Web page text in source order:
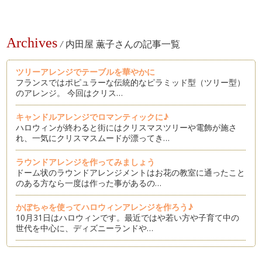
Archives / 内田屋 薫子さんの記事一覧
ツリーアレンジでテーブルを華やかに
フランスではポピュラーな伝統的なピラミッド型（ツリー型）
のアレンジ。 今回はクリス…
キャンドルアレンジでロマンティックに♪
ハロウィンが終わると街にはクリスマスツリーや電飾が施さ
れ、一気にクリスマスムードが漂ってき…
ラウンドアレンジを作ってみましょう
ドーム状のラウンドアレンジメントはお花の教室に通ったこと
のある方なら一度は作った事があるの…
かぼちゃを使ってハロウィンアレンジを作ろう♪
10月31日はハロウィンです。最近ではや若い方や子育て中の
世代を中心に、ディズニーランドや…